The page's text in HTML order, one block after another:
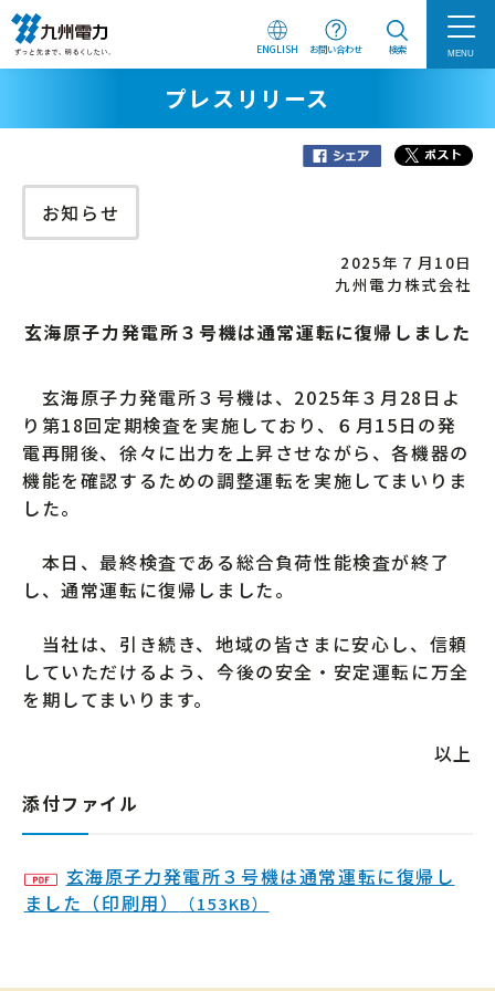
ENGLISH お問い合わせ 検索 MENU
プレスリリース
お知らせ
2025年７月10日
九州電力株式会社
玄海原子力発電所３号機は通常運転に復帰しました
玄海原子力発電所３号機は、2025年３月28日よ
り第18回定期検査を実施しており、６月15日の発
電再開後、徐々に出力を上昇させながら、各機器の
機能を確認するための調整運転を実施してまいりま
した。
本日、最終検査である総合負荷性能検査が終了
し、通常運転に復帰しました。
当社は、引き続き、地域の皆さまに安心し、信頼
していただけるよう、今後の安全・安定運転に万全
を期してまいります。
以上
添付ファイル
玄海原子力発電所３号機は通常運転に復帰し
ました（印刷用）
（153KB）